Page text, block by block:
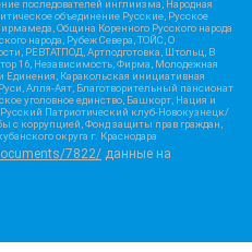
последователей инглиизма, Народная
объединение Русские, Русское
Община Коренного Русского народа
народа, Рубеж Севера, ТОЙС, О
РЕВТАТПОД, Артподготовка, Штольц, В
16, Независимость, Фирма, Молодежная
Каракольская инициативная
Алля-Аят, Благотворительный пансионат
уголовное единство, Башкорт, Нация и
Патриотический клуб-Новокузнецк/
с коррупцией, Фонд защиты прав граждан,
округа г. Краснодара
7822/ данные на